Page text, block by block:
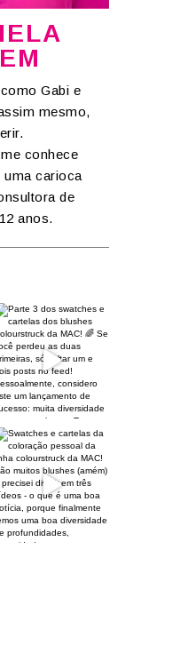
Gabi e
mesmo,
conhece
uma carioca
de
anos.